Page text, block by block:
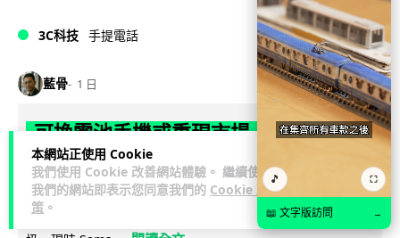
本網站正使用 Cookie
我們使用 Cookie 改善網站體驗。 繼續使用
我們的網站即表示您同意我們的 Cookie 政
策 。
3C科技 手提電話
藍骨 1 日
可換電池手機或重現市場 歐盟新例
2027 年強制手機用可拆式電池
歐盟新例將於 2027 年 2 月 18 日生效，規定手機及平板電腦電
池須可由用戶自行拆換，目標是延長裝置壽命及減少電子垃
🎵 ⛶
📖 文字版訪問 →